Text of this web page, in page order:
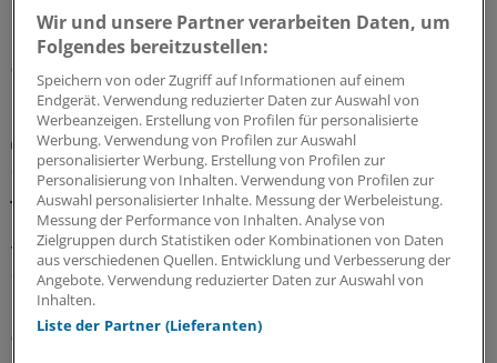
nicht? Kassenärzte und Krankenkassen verhandeln.
06.08.2026
GKV-Spargesetz
Sparliste der KBV: So hoch könnten die Verluste
jeder Praxis sein
Die Kassenärztliche Bundesvereinigung hat eine Liste
vorgelegt, in der sie die möglichen finanziellen Folgen
des GKV-Spargesetzes pro Ärztin bzw. Arzt auflistet. Die
Unterschiede zwischen Haus- und Fachärzten sind groß.
05.08.2026
Wir und unsere Partner verarbeiten Daten, um
Folgendes bereitzustellen:
Speichern von oder Zugriff auf Informationen auf einem
Endgerät. Verwendung reduzierter Daten zur Auswahl von
Werbeanzeigen. Erstellung von Profilen für personalisierte
Werbung. Verwendung von Profilen zur Auswahl
personalisierter Werbung. Erstellung von Profilen zur
Personalisierung von Inhalten. Verwendung von Profilen zur
Auswahl personalisierter Inhalte. Messung der Werbeleistung.
Messung der Performance von Inhalten. Analyse von
Zielgruppen durch Statistiken oder Kombinationen von Daten
aus verschiedenen Quellen. Entwicklung und Verbesserung der
Angebote. Verwendung reduzierter Daten zur Auswahl von
Inhalten.
Liste der Partner (Lieferanten)